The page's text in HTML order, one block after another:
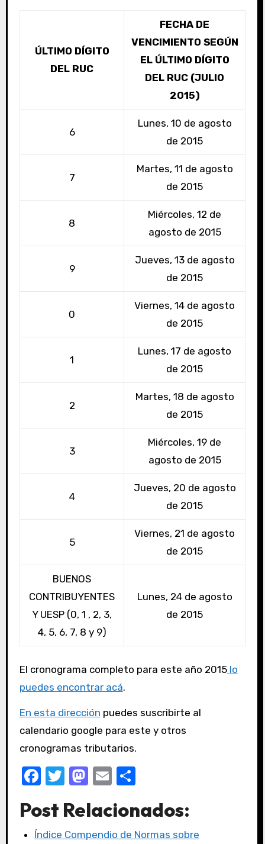
ÚLTIMO DÍGITO
DEL RUC
FECHA DE
VENCIMIENTO SEGÚN
EL ÚLTIMO DÍGITO
DEL RUC (JULIO
2015)
6
Lunes, 10 de agosto
de 2015
7
Martes, 11 de agosto
de 2015
8
Miércoles, 12 de
agosto de 2015
9
Jueves, 13 de agosto
de 2015
0
Viernes, 14 de agosto
de 2015
1
Lunes, 17 de agosto
de 2015
2
Martes, 18 de agosto
de 2015
3
Miércoles, 19 de
agosto de 2015
4
Jueves, 20 de agosto
de 2015
5
Viernes, 21 de agosto
de 2015
BUENOS
CONTRIBUYENTES
Y UESP (0, 1 , 2, 3,
4, 5, 6, 7, 8 y 9)
Lunes, 24 de agosto
de 2015
El cronograma completo para este año 2015lo
puedes encontrar acá.
En esta dirección puedes suscribirte al
calendario google para este y otros
cronogramas tributarios.
F
c
e
T
it
te
M
st
o
E
ail
C
m
p
Post Relacionados:
Índice Compendio de Normas sobre